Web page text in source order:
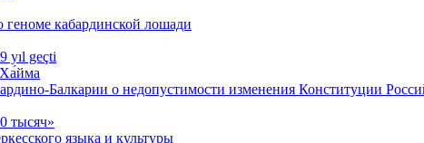
геноме кабардинской лошади
yıl geçti
Балкарии о недопустимости изменения Конституции
тысяч»
языка и культуры